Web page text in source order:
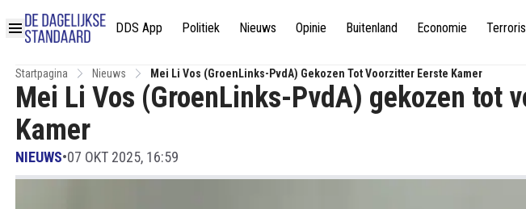
DDS App Politiek Nieuws Opinie Buitenland Economie
Startpagina Nieuws Mei Li Vos (GroenLinks-PvdA) Gekozen Tot Voorzitter Eerste Kamer
Mei Li Vos (GroenLinks-PvdA) gekozen tot
Kamer
NIEUWS•07 OKT 2025, 16:59